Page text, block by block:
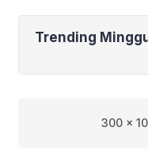
Trending
300 x